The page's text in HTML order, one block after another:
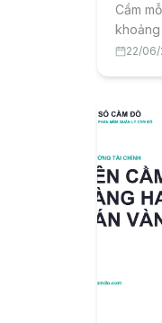
Cầm
giá trị?
và lưu
22/